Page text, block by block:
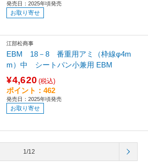
発売日：2025年頃発売
お取り寄せ
江部松商事
EBM 18－8 番重用アミ（枠線φ4m
m）中 シートパン小兼用 EBM
¥4,620 (税込)
ポイント：462
発売日：2025年頃発売
お取り寄せ
1/12